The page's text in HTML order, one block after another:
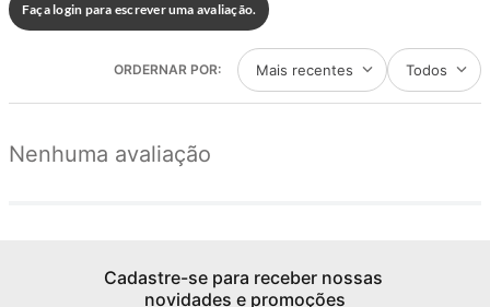
Faça login para escrever uma avaliação.
Mais recentes Todos
Nenhuma avaliação
Cadastre-se para receber nossas
novidades e promoções